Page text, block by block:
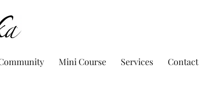
Mini Course Services Contact